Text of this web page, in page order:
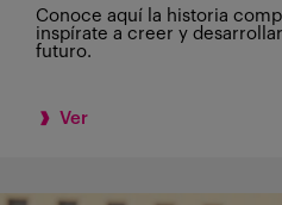
Conoce aquí la historia
inspírate a creer y
futuro.
Ver